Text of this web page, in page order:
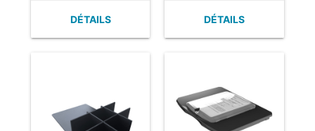
DÉTAILS DÉTAILS